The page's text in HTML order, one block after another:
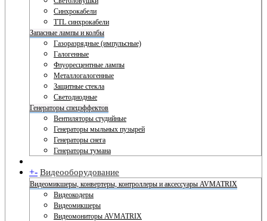
Синхрокабели
TTL синхрокабели
Запасные лампы и колбы
Газоразрядные (импульсные)
Галогенные
Флуоресцентные лампы
Металлогалогенные
Защитные стекла
Светодиодные
Генераторы спецэффектов
Вентиляторы студийные
Генераторы мыльных пузырей
Генераторы снега
Генераторы тумана
+- Видеооборудование
Видеомикшеры, конвертеры, контроллеры и аксессуары AVMATRIX
Видеокодеры
Видеомикшеры
Видеомониторы AVMATRIX